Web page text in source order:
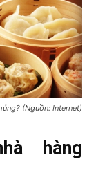
(Nguồn: Internet)
hàng